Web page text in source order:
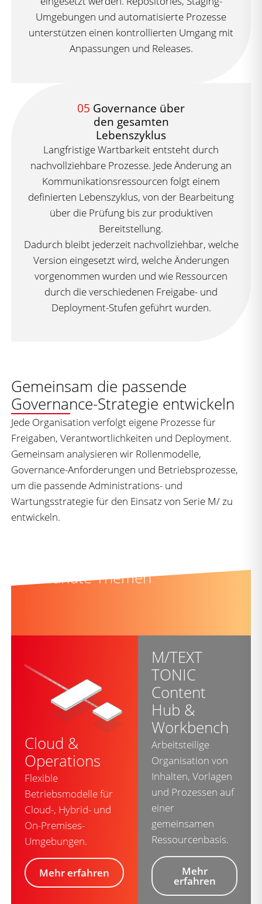
Umgebungen und automatisierte Prozesse
unterstützen einen kontrollierten Umgang mit
Anpassungen und Releases.
05 Governance über
den gesamten
Lebenszyklus
Langfristige Wartbarkeit entsteht durch
nachvollziehbare Prozesse. Jede Änderung an
Kommunikationsressourcen folgt einem
definierten Lebenszyklus, von der Bearbeitung
über die Prüfung bis zur produktiven
Bereitstellung.
Dadurch bleibt jederzeit nachvollziehbar, welche
Version eingesetzt wird, welche Änderungen
vorgenommen wurden und wie Ressourcen
durch die verschiedenen Freigabe- und
Deployment-Stufen geführt wurden.
Gemeinsam die passende
Governance-Strategie entwickeln
Jede Organisation verfolgt eigene Prozesse für
Freigaben, Verantwortlichkeiten und Deployment.
Gemeinsam analysieren wir Rollenmodelle,
Governance-Anforderungen und Betriebsprozesse,
um die passende Administrations- und
Wartungsstrategie für den Einsatz von Serie M/ zu
entwickeln.
Verwandte Themen
Cloud &
Operations
Flexible
Betriebsmodelle für
Cloud-, Hybrid- und
On-Premises-
Umgebungen.
Mehr erfahren
M/TEXT
TONIC
Content
Hub &
Workbench
Arbeitsteilige
Organisation von
Inhalten, Vorlagen
und Prozessen auf
einer
gemeinsamen
Ressourcenbasis.
Mehr
erfahren